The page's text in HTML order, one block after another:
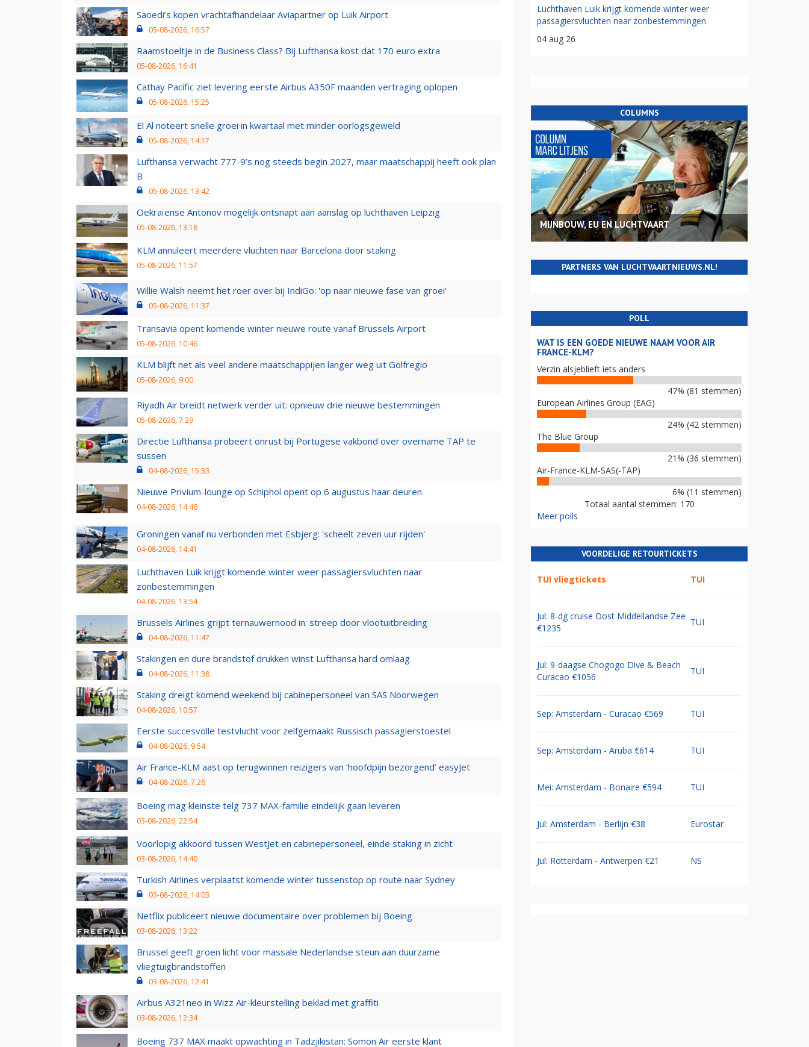
Saoedi’s kopen vrachtafhandelaar Aviapartner op Luik Airport
05-08-2026, 16:57
Raamstoeltje in de Business Class? Bij Lufthansa kost dat 170 euro extra
05-08-2026, 16:41
Cathay Pacific ziet levering eerste Airbus A350F maanden vertraging oplopen
05-08-2026, 15:25
El Al noteert snelle groei in kwartaal met minder oorlogsgeweld
05-08-2026, 14:17
Lufthansa verwacht 777-9’s nog steeds begin 2027, maar maatschappij heeft ook plan
B
05-08-2026, 13:42
Oekraïense Antonov mogelijk ontsnapt aan aanslag op luchthaven Leipzig
05-08-2026, 13:18
KLM annuleert meerdere vluchten naar Barcelona door staking
05-08-2026, 11:57
Willie Walsh neemt het roer over bij IndiGo: 'op naar nieuwe fase van groei'
05-08-2026, 11:37
Transavia opent komende winter nieuwe route vanaf Brussels Airport
05-08-2026, 10:46
KLM blijft net als veel andere maatschappijen langer weg uit Golfregio
05-08-2026, 9:00
Riyadh Air breidt netwerk verder uit: opnieuw drie nieuwe bestemmingen
05-08-2026, 7:29
Directie Lufthansa probeert onrust bij Portugese vakbond over overname TAP te
sussen
04-08-2026, 15:33
Nieuwe Privium-lounge op Schiphol opent op 6 augustus haar deuren
04-08-2026, 14:46
Groningen vanaf nu verbonden met Esbjerg: 'scheelt zeven uur rijden'
04-08-2026, 14:41
Luchthaven Luik krijgt komende winter weer passagiersvluchten naar
zonbestemmingen
04-08-2026, 13:54
Brussels Airlines grijpt ternauwernood in: streep door vlootuitbreiding
04-08-2026, 11:47
Stakingen en dure brandstof drukken winst Lufthansa hard omlaag
04-08-2026, 11:38
Staking dreigt komend weekend bij cabinepersoneel van SAS Noorwegen
04-08-2026, 10:57
Eerste succesvolle testvlucht voor zelfgemaakt Russisch passagierstoestel
04-08-2026, 9:54
Air France-KLM aast op terugwinnen reizigers van ‘hoofdpijn bezorgend’ easyJet
04-08-2026, 7:26
Boeing mag kleinste telg 737 MAX-familie eindelijk gaan leveren
03-08-2026, 22:54
Voorlopig akkoord tussen WestJet en cabinepersoneel, einde staking in zicht
03-08-2026, 14:40
Turkish Airlines verplaatst komende winter tussenstop op route naar Sydney
03-08-2026, 14:03
Netflix publiceert nieuwe documentaire over problemen bij Boeing
03-08-2026, 13:22
Brussel geeft groen licht voor massale Nederlandse steun aan duurzame
vliegtuigbrandstoffen
03-08-2026, 12:41
Airbus A321neo in Wizz Air-kleurstelling beklad met graffiti
03-08-2026, 12:34
Boeing 737 MAX maakt opwachting in Tadzjikistan: Somon Air eerste klant
Luchthaven Luik krijgt komende winter weer
passagiersvluchten naar zonbestemmingen
04 aug 26
COLUMNS
MIJNBOUW, EU EN LUCHTVAART
PARTNERS VAN LUCHTVAARTNIEUWS.NL!
POLL
WAT IS EEN GOEDE NIEUWE NAAM VOOR AIR
FRANCE-KLM?
Verzin alsjeblieft iets anders
47% (81 stemmen)
European Airlines Group (EAG)
24% (42 stemmen)
The Blue Group
21% (36 stemmen)
Air-France-KLM-SAS(-TAP)
6% (11 stemmen)
Totaal aantal stemmen: 170
Meer polls
VOORDELIGE RETOURTICKETS
TUI vliegtickets TUI
Jul: 8-dg cruise Oost Middellandse Zee
€1235
TUI
Jul: 9-daagse Chogogo Dive & Beach
Curacao €1056
TUI
Sep: Amsterdam - Curacao €569 TUI
Sep: Amsterdam - Aruba €614 TUI
Mei: Amsterdam - Bonaire €594 TUI
Jul: Amsterdam - Berlijn €38 Eurostar
Jul: Rotterdam - Antwerpen €21 NS